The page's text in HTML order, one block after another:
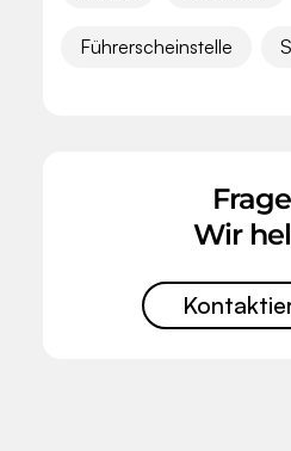
Führerscheinstelle
Wir